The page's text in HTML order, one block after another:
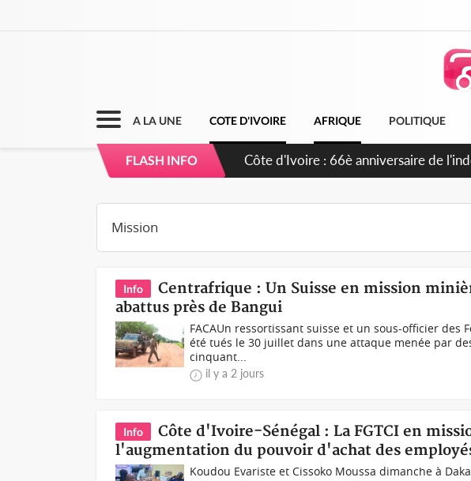
A LA UNE COTE D'IVOIRE AFRIQUE POLITIQUE
FLASH INFO
Info
Centrafrique : Un Suisse en mission
abattus près de Bangui
FACAUn ressortissant suisse et un sous-officier des
été tués le 30 juillet dans une attaque menée par
cinquant...
il y a 2 jours
Info
Côte d'Ivoire-Sénégal : La FGTCI en
l'augmentation du pouvoir d'achat des
Koudou Evariste et Cissoko Moussa dimanche à